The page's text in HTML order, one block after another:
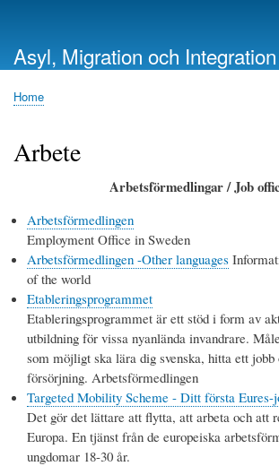
main
content
account
menu
Asyl, Migration och
Breadcrumb
Home
Arbete
Arbetsförmedlingar / Job
Arbetsförmedlingen
Employment Office in Sweden
Arbetsförmedlingen -Other languages
of the world
Etableringsprogrammet
Etableringsprogrammet är ett stöd i form av
utbildning för vissa nyanlända invandrare.
som möjligt ska lära dig svenska, hitta ett jobb
försörjning. Arbetsförmedlingen
Targeted Mobility Scheme - Ditt första Eures-
Det gör det lättare att flytta, att arbeta och att
Europa. En tjänst från de europeiska
ungdomar 18-30 år.